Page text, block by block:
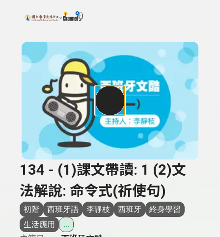
上方功能區塊
搜尋關鍵字：可輸入節目名稱、主持人或關鍵字
134 - (1)課文帶讀: 1 (2)文
法解說: 命令式(祈使句)
初階 西班牙語 李靜枝 西班牙
終身學習
生活應用
...